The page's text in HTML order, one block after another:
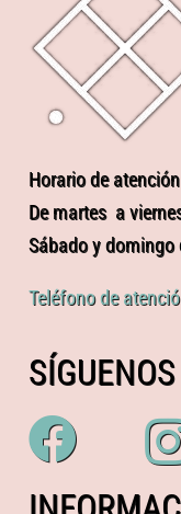
Horario de
De martes a
Sábado y
Teléfono de
SÍGUENOS